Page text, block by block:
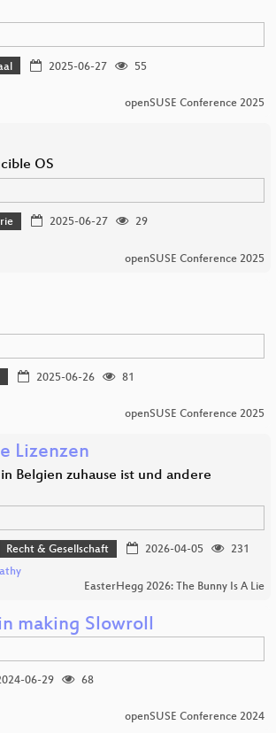
2025-06-27
55
openSUSE Conference 2025
OS
2025-06-27
29
openSUSE Conference 2025
2025-06-26
81
openSUSE Conference 2025
Lizenzen
Belgien zuhause ist und andere
Recht & Gesellschaft 2026-04-05
231
EasterHegg 2026: The Bunny Is A Lie
making Slowroll
06-29
68
openSUSE Conference 2024